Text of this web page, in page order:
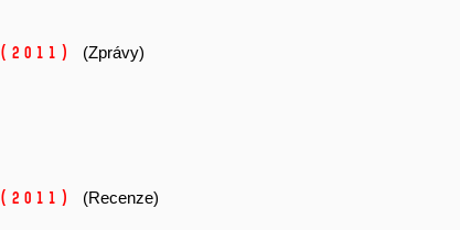
(2011)
(Zprávy)
(2011)
(Recenze)